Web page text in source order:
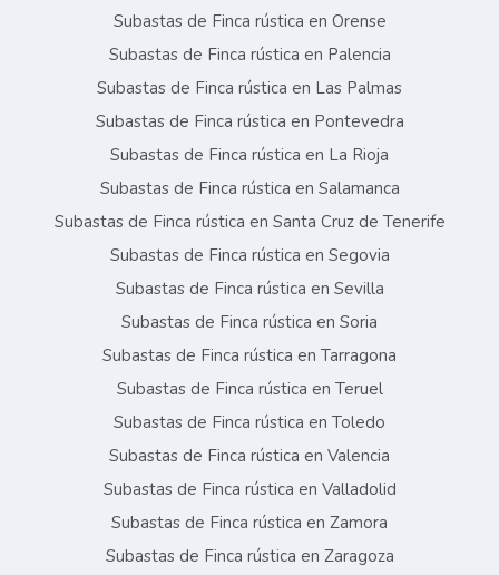
Subastas de Finca rústica en Orense
Subastas de Finca rústica en Palencia
Subastas de Finca rústica en Las Palmas
Subastas de Finca rústica en Pontevedra
Subastas de Finca rústica en La Rioja
Subastas de Finca rústica en Salamanca
Subastas de Finca rústica en Santa Cruz de Tenerife
Subastas de Finca rústica en Segovia
Subastas de Finca rústica en Sevilla
Subastas de Finca rústica en Soria
Subastas de Finca rústica en Tarragona
Subastas de Finca rústica en Teruel
Subastas de Finca rústica en Toledo
Subastas de Finca rústica en Valencia
Subastas de Finca rústica en Valladolid
Subastas de Finca rústica en Zamora
Subastas de Finca rústica en Zaragoza